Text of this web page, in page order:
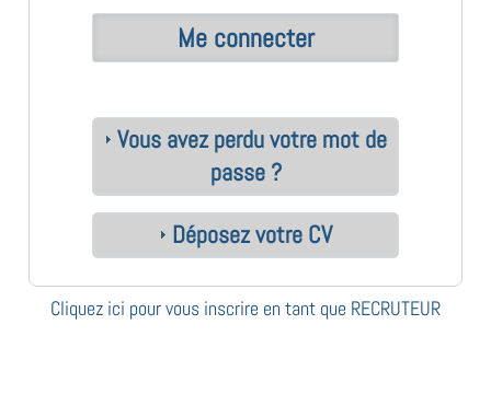
Vous avez perdu votre mot de
passe ?
Déposez votre CV
Cliquez ici pour vous inscrire en tant que RECRUTEUR